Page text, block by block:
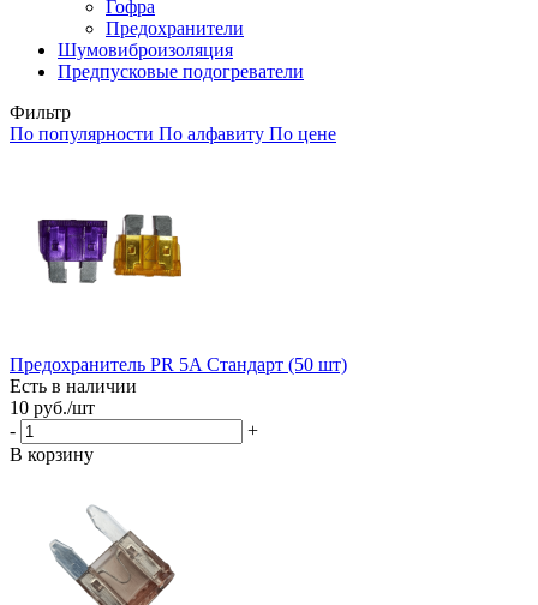
Гофра
Предохранители
Шумовиброизоляция
Предпусковые подогреватели
Фильтр
По популярности По алфавиту По цене
Предохранитель PR 5A Стандарт (50 шт)
Есть в наличии
10 руб./шт
-
+
В корзину